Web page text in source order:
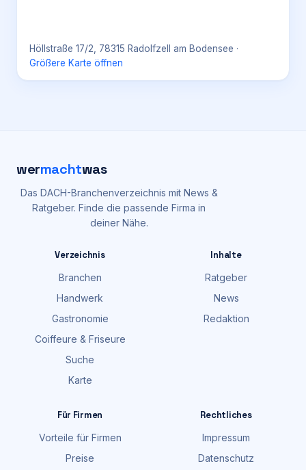
Höllstraße 17/2, 78315 Radolfzell am Bodensee ·
Größere Karte öffnen
wermachtwas
Das DACH-Branchenverzeichnis mit News &
Ratgeber. Finde die passende Firma in
deiner Nähe.
Verzeichnis
Branchen
Handwerk
Gastronomie
Coiffeure & Friseure
Suche
Karte
Inhalte
Ratgeber
News
Redaktion
Für Firmen
Vorteile für Firmen
Preise
Rechtliches
Impressum
Datenschutz